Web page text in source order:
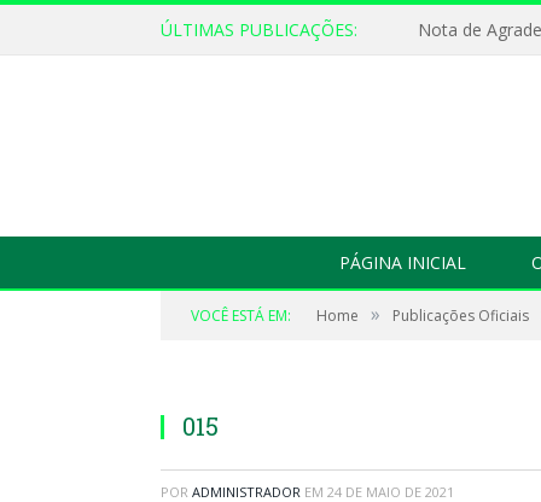
ÚLTIMAS PUBLICAÇÕES: Nota de
PÁGINA INICIAL
VOCÊ ESTÁ EM: Home » Publicações Oficiais
015
POR ADMINISTRADOR EM 24 DE MAIO DE 2021